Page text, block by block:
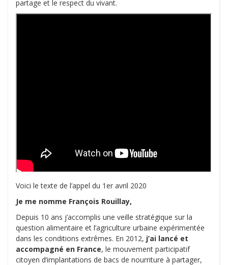
partage et le respect du vivant.
Voici le texte de l’appel du 1er avril 2020
Je me nomme François Rouillay,
Depuis 10 ans j’accomplis une veille stratégique sur la
question alimentaire et l’agriculture urbaine expérimentée
dans les conditions extrêmes. En 2012, j’ai lancé et
accompagné en France, le mouvement participatif
citoyen d’implantations de bacs de nourriture à partager,